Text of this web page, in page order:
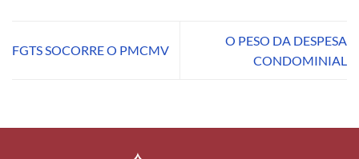
FGTS SOCORRE O PMCMV
O PESO DA DESPESA
CONDOMINIAL